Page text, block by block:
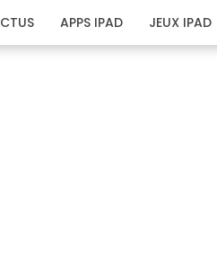
APPS IPAD JEUX IPAD